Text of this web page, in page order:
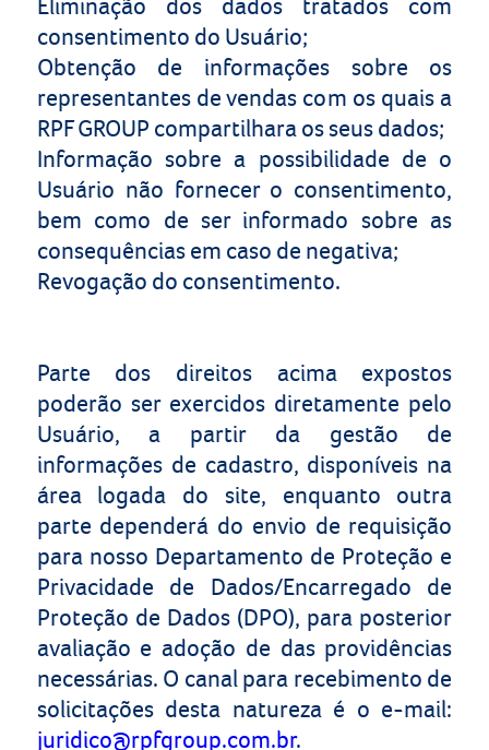
Eliminação dos dados tratados com
consentimento do Usuário;
Obtenção de informações sobre os
representantes de vendas com os quais a
RPF GROUP compartilhara os seus dados;
Informação sobre a possibilidade de o
Usuário não fornecer o consentimento,
bem como de ser informado sobre as
consequências em caso de negativa;
Revogação do consentimento.
Parte dos direitos acima expostos
poderão ser exercidos diretamente pelo
Usuário, a partir da gestão de
informações de cadastro, disponíveis na
área logada do site, enquanto outra
parte dependerá do envio de requisição
para nosso Departamento de Proteção e
Privacidade de Dados/Encarregado de
Proteção de Dados (DPO), para posterior
avaliação e adoção de das providências
necessárias. O canal para recebimento de
solicitações desta natureza é o e-mail:
juridico@rpfgroup.com.br.